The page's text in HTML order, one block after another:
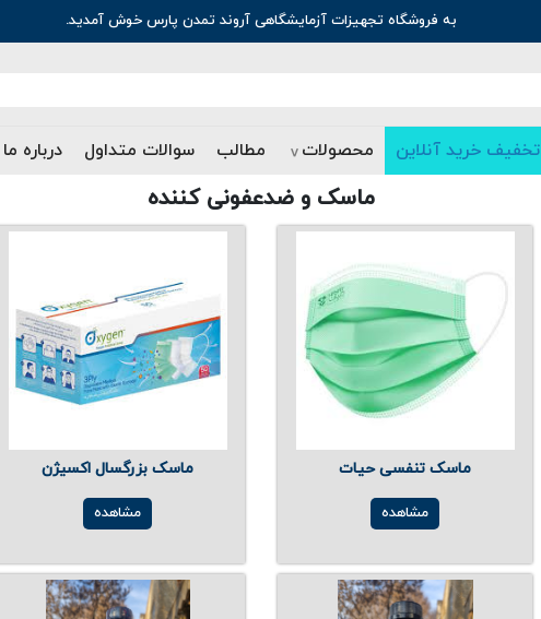
به فروشگاه تجهیزات آزمایشگاهی آروند تمدن پارس خوش آمدید.
تخفیف خرید آنلاین محصولات مطالب سوالات متداول درباره ما
ماسک و ضدعفونی کننده
ماسک تنفسی حیات
مشاهده
ماسک بزرگسال اکسیژن
مشاهده